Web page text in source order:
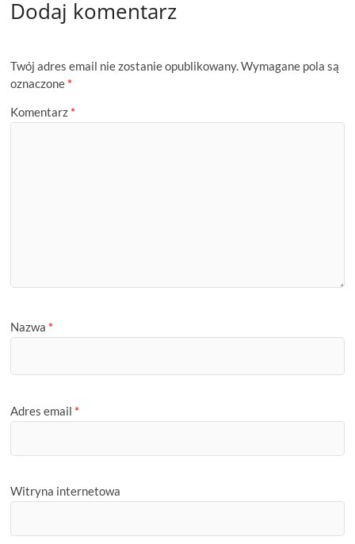
Dodaj komentarz
Twój adres email nie zostanie opublikowany.Wymagane pola są
oznaczone *
Komentarz *
Nazwa *
Adres email *
Witryna internetowa